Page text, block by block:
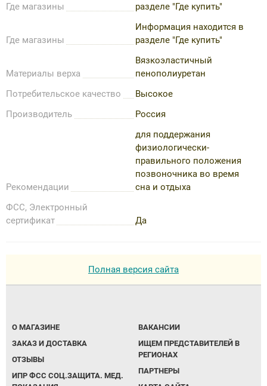
Где магазины
разделе "Где купить"
Где магазины
Информация находится в
разделе "Где купить"
Материалы верха
Вязкоэластичный
пенополиуретан
Потребительское качество
Высокое
Производитель
Россия
Рекомендации
для поддержания
физиологически-
правильного положения
позвоночника во время
сна и отдыха
ФСС, Электронный
сертификат
Да
Полная версия сайта
О МАГАЗИНЕ
ЗАКАЗ И ДОСТАВКА
ОТЗЫВЫ
ИПР ФСС СОЦ.ЗАЩИТА. МЕД.
ВАКАНСИИ
ИЩЕМ ПРЕДСТАВИТЕЛЕЙ В
РЕГИОНАХ
ПАРТНЕРЫ